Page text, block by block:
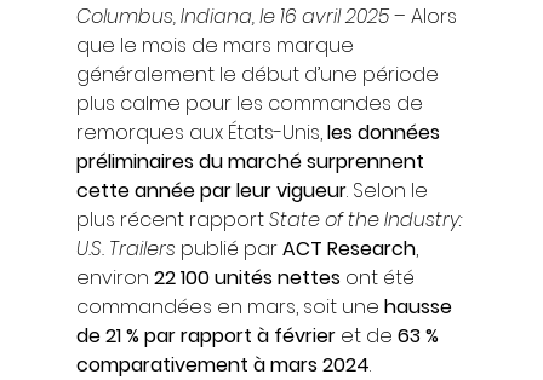
Columbus, Indiana, le 16 avril 2025 – Alors
que le mois de mars marque
généralement le début d’une période
plus calme pour les commandes de
remorques aux États-Unis, les données
préliminaires du marché surprennent
cette année par leur vigueur. Selon le
plus récent rapport State of the Industry:
U.S. Trailers publié par ACT Research,
environ 22 100 unités nettes ont été
commandées en mars, soit une hausse
de 21 % par rapport à février et de 63 %
comparativement à mars 2024.